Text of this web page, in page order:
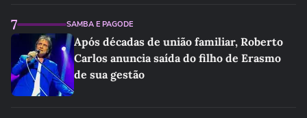
7 SAMBA E PAGODE
Após décadas de união familiar, Roberto
Carlos anuncia saída do filho de Erasmo
de sua gestão